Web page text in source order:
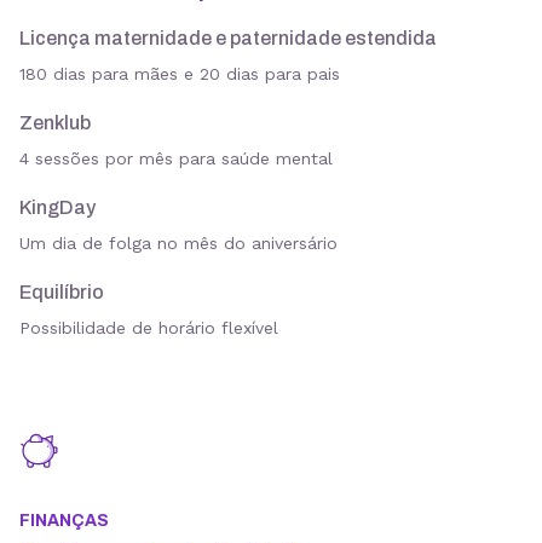
Licença maternidade e paternidade estendida
180 dias para mães e 20 dias para pais
Zenklub
4 sessões por mês para saúde mental
KingDay
Um dia de folga no mês do aniversário
Equilíbrio
Possibilidade de horário flexível
FINANÇAS